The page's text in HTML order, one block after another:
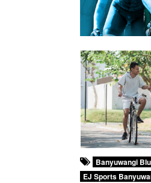
Banyuwangi
EJ Sports